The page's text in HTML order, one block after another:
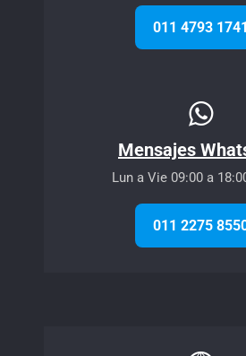
011 4793 1741
Mensajes
Lun a Vie 09:00 a
011 2275